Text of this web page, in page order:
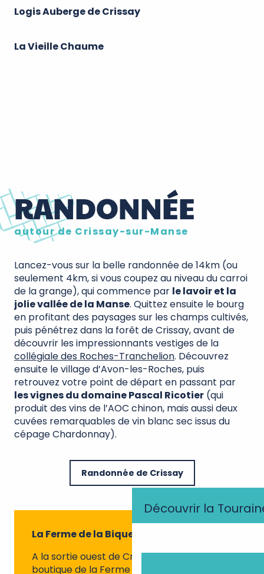
Découvrir la
Logis Auberge de Crissay
La Vieille Chaume
RANDONNÉE
autour de Crissay-sur-Manse
Lancez-vous sur la belle randonnée de 14km (ou
seulement 4km, si vous coupez au niveau du carroi
de la grange), qui commence par le lavoir et la
jolie vallée de la Manse. Quittez ensuite le bourg
en profitant des paysages sur les champs cultivés,
puis pénétrez dans la forêt de Crissay, avant de
découvrir les impressionnants vestiges de la
collégiale des Roches-Tranchelion. Découvrez
ensuite le village d’Avon-les-Roches, puis
retrouvez votre point de départ en passant par
les vignes du domaine Pascal Ricotier (qui
produit des vins de l’AOC chinon, mais aussi deux
cuvées remarquables de vin blanc sec issus du
cépage Chardonnay).
Randonnée de Crissay
La Ferme de la Biquette
A la sortie ouest de Crissay-sur-Manse, la
boutique de la Ferme de la Biquette est